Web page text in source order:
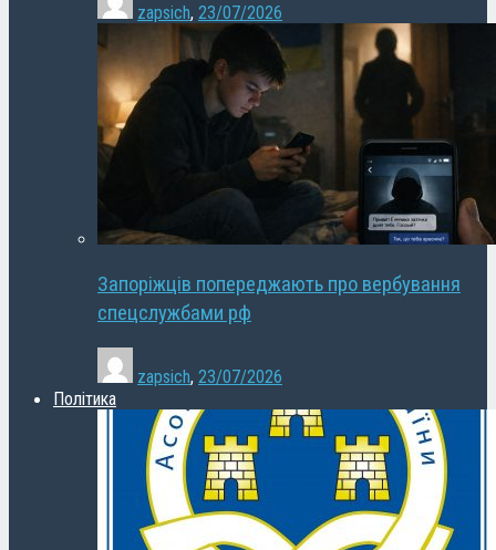
zapsich, 23/07/2026
Запоріжців попереджають про вербування
спецслужбами рф
zapsich, 23/07/2026
Політика